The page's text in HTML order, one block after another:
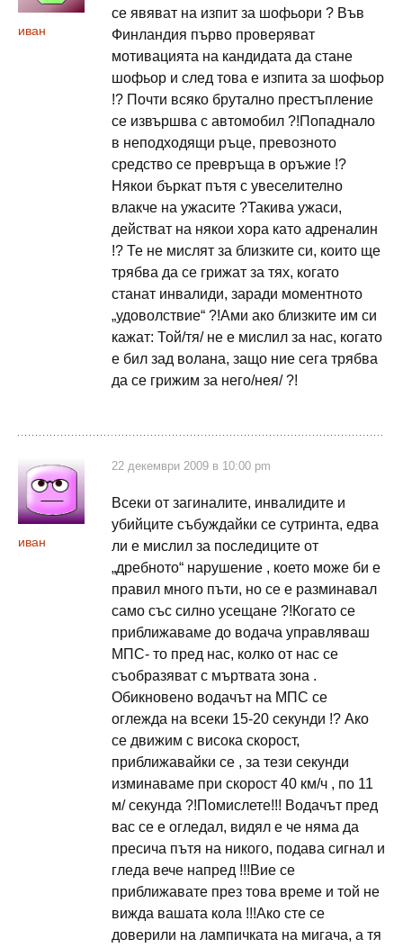
иван
се явяват на изпит за шофьори ? Във
Финландия първо проверяват
мотивацията на кандидата да стане
шофьор и след това е изпита за шофьор
!? Почти всяко брутално престъпление
се извършва с автомобил ?!Попаднало
в неподходящи ръце, превозното
средство се превръща в оръжие !?
Някои бъркат пътя с увеселително
влакче на ужасите ?Такива ужаси,
действат на някои хора като адреналин
!? Те не мислят за близките си, които ще
трябва да се грижат за тях, когато
станат инвалиди, заради моментното
„удоволствие“ ?!Ами ако близките им си
кажат: Той/тя/ не е мислил за нас, когато
е бил зад волана, защо ние сега трябва
да се грижим за него/нея/ ?!
иван
22 декември 2009 в 10:00 pm
Всеки от загиналите, инвалидите и
убийците събуждайки се сутринта, едва
ли е мислил за последиците от
„дребното“ нарушение , което може би е
правил много пъти, но се е разминавал
само със силно усещане ?!Когато се
приближаваме до водача управляваш
МПС- то пред нас, колко от нас се
съобразяват с мъртвата зона .
Обикновено водачът на МПС се
оглежда на всеки 15-20 секунди !? Ако
се движим с висока скорост,
приближавайки се , за тези секунди
изминаваме при скорост 40 км/ч , по 11
м/ секунда ?!Помислете!!! Водачът пред
вас се е огледал, видял е че няма да
пресича пътя на никого, подава сигнал и
гледа вече напред !!!Вие се
приближавате през това време и той не
вижда вашата кола !!!Ако сте се
доверили на лампичката на мигача, а тя